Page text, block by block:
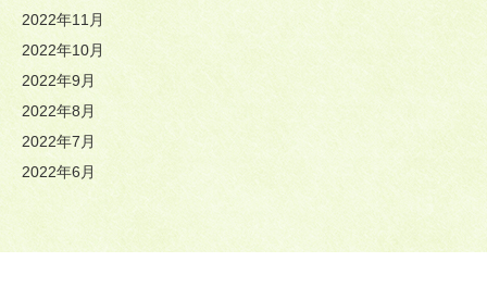
2022年11月
2022年10月
2022年9月
2022年8月
2022年7月
2022年6月